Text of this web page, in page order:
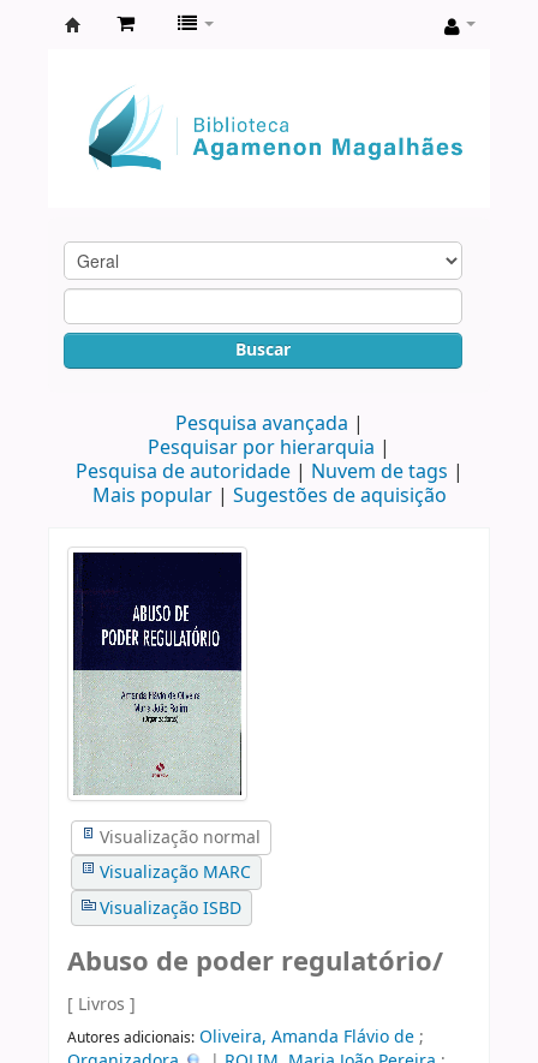
Agamenon
Magalhães
Buscar
Pesquisa avançada
Pesquisar por hierarquia
Pesquisa de autoridade
Nuvem de tags
Mais popular
Sugestões de aquisição
Visualização normal
Visualização MARC
Visualização ISBD
Abuso de poder regulatório/
[ Livros ]
Autores adicionais: Oliveira, Amanda Flávio de;